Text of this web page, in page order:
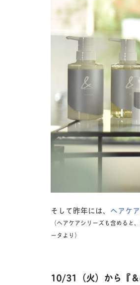
そして昨年には、 ヘアケ
（ヘアケアシリーズも含める
ータより）
10/31（火）から『